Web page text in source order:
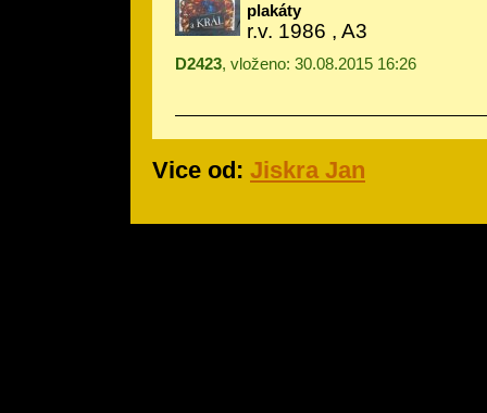
plakáty
r.v. 1986 , A3
D2423, vloženo: 30.08.2015 16:26
Vice od: Jiskra Jan